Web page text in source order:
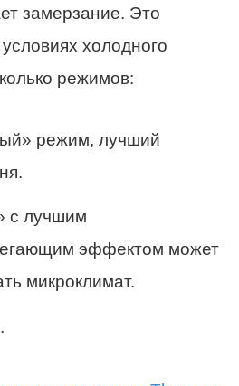
замерзание. Это
холодного
режимов:
режим, лучший
с лучшим
эффектом может
микроклимат.